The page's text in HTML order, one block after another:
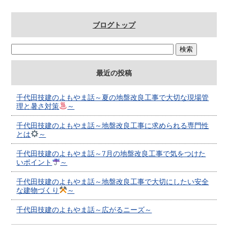
ブログトップ
最近の投稿
千代田技建のよもやま話～夏の地盤改良工事で大切な現場管
理と暑さ対策
～
千代田技建のよもやま話～地盤改良工事に求められる専門性
とは
～
千代田技建のよもやま話～7月の地盤改良工事で気をつけた
いポイント
～
千代田技建のよもやま話～地盤改良工事で大切にしたい安全
な建物づくり
～
千代田技建のよもやま話～広がるニーズ～